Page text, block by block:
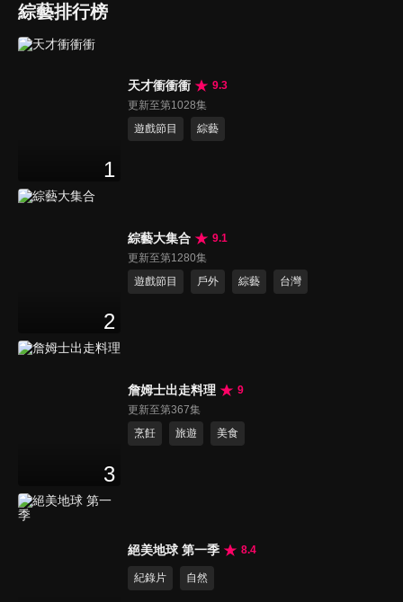
綜藝排行榜
1
天才衝衝衝
9.3
更新至第1028集
遊戲節目
綜藝
2
綜藝大集合
9.1
更新至第1280集
遊戲節目
戶外 綜藝 台灣
3
詹姆士出走料理
9
更新至第367集
烹飪
旅遊 美食
絕美地球 第一季 8.4
紀錄片 自然